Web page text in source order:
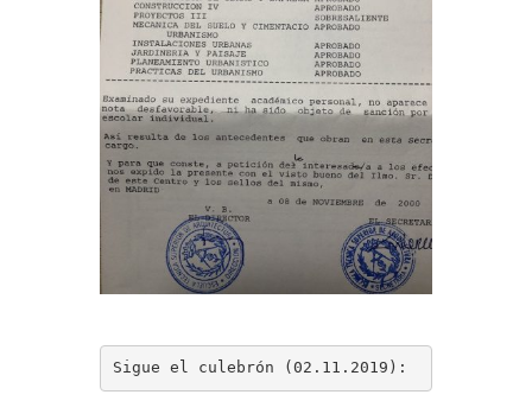
Sigue el culebrón (02.11.2019):